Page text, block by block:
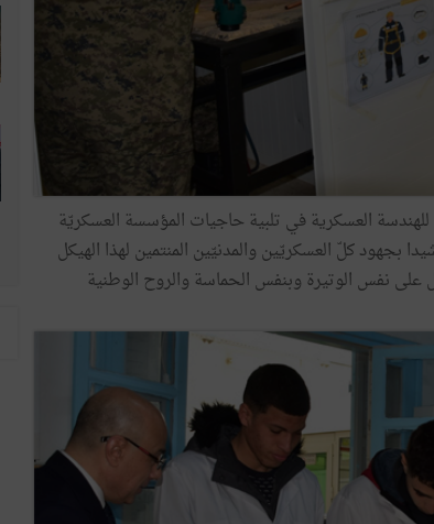
للهندسة العسكرية في تلبية حاجيات المؤسسة العسكريّة
بجهود كلّ العسكريّين والمدنيّين المنتمين لهذا الهيكل
نفس الوتيرة وبنفس الحماسة والروح الوطنية